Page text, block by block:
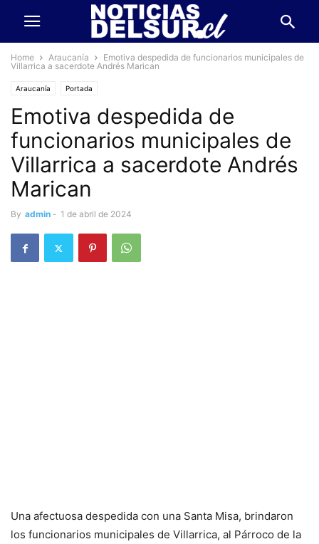
Home Araucanía
Emotiva despedida de funcionarios municipales de
Villarrica a sacerdote Andrés Marican
Araucanía Portada
Emotiva despedida de
funcionarios municipales de
Villarrica a sacerdote Andrés
Marican
By admin - 1 de abril de 2024
Una afectuosa despedida con una Santa Misa, brindaron
los funcionarios municipales de Villarrica, al Párroco de la